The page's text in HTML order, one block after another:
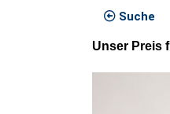
Suche
Unser Preis